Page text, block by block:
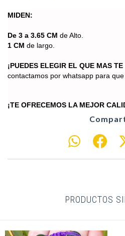
MIDEN:
De 3 a 3.65 CM de Alto.
1 CM de largo.
¡PUEDES ELEGIR EL QUE MAS
contactamos por whatsapp para
¡TE OFRECEMOS LA MEJOR
PRODUCTOS